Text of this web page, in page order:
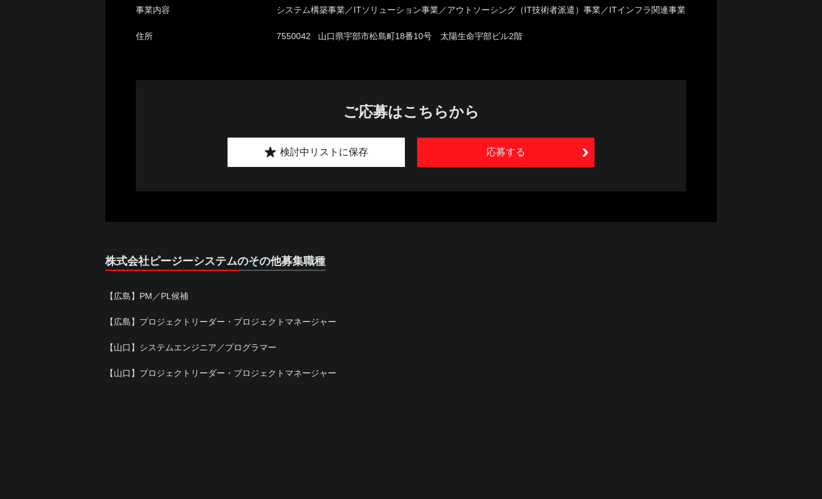
事業内容 システム構築事業／ITソリューション事業／アウトソーシング（IT技術者派遣）事業／ITインフラ関連事業
住所 7550042 山口県宇部市松島町18番10号 太陽生命宇部ビル2階
ご応募はこちらから
応募する
検討中リストに保存
株式会社ピージーシステムのその他募集職種
【広島】PM／PL候補
【広島】プロジェクトリーダー・プロジェクトマネージャー
【山口】システムエンジニア／プログラマー
【山口】プロジェクトリーダー・プロジェクトマネージャー